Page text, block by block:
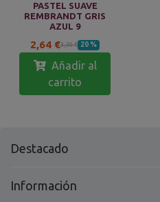
PASTEL SUAVE
REMBRANDT GRIS
AZUL 9
2,64 €3,30 € 20 %
Añadir al
carrito
Destacado
Información